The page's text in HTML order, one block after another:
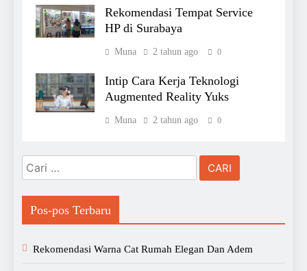
Rekomendasi Tempat Service
HP di Surabaya
Muna 2 tahun ago 0
Intip Cara Kerja Teknologi
Augmented Reality Yuks
Muna 2 tahun ago 0
Cari
untuk:
Pos-pos Terbaru
Rekomendasi Warna Cat Rumah Elegan Dan Adem